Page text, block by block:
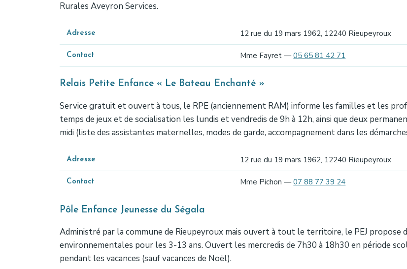
Rurales Aveyron Services.
Adresse 12 rue du 19 mars 1962, 12240 Rieupeyroux
Contact Mme Fayret —05 65 81 42 71
Relais Petite Enfance « Le Bateau Enchanté »
Service gratuit et ouvert à tous, le RPE (anciennement RAM) informe les familles et les
temps de jeux et de socialisation les lundis et vendredis de 9h à 12h, ainsi que deux
midi (liste des assistantes maternelles, modes de garde, accompagnement dans les
Adresse 12 rue du 19 mars 1962, 12240 Rieupeyroux
Contact Mme Pichon —07 88 77 39 24
Pôle Enfance Jeunesse du Ségala
Administré par la commune de Rieupeyroux mais ouvert à tout le territoire, le PEJ propose
environnementales pour les 3-13 ans. Ouvert les mercredis de 7h30 à 18h30 en période
pendant les vacances (sauf vacances de Noël).